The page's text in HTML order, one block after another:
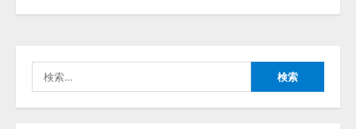
索:
「イベント登録はAIとの対話で完
機能のリリースを発表！ 手数料
4.4％（税込）は据え置きで提供
2026/08/05/15:53:44